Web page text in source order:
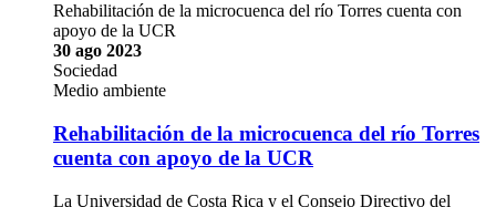
Rehabilitación de la microcuenca del río Torres cuenta con
apoyo de la UCR
30 ago 2023
Sociedad
Medio ambiente
Rehabilitación de la microcuenca del río Torres
cuenta con apoyo de la UCR
La Universidad de Costa Rica y el Consejo Directivo del